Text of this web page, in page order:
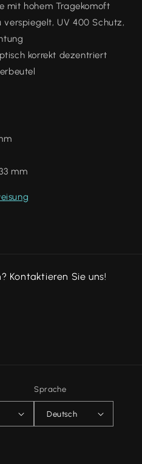
mit hohem Tragekomoft
verspiegelt, UV 400 Schutz,
korrekt dezentriert
mm
Kontaktieren Sie uns!
Sprache
Deutsch